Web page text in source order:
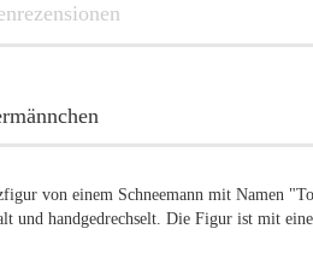
von einem Schneemann mit Namen
und handgedrechselt. Die Figur ist mit